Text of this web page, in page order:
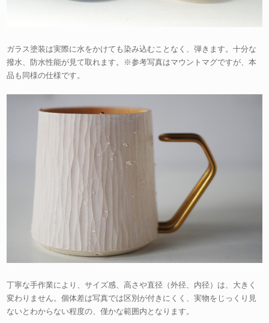
ガラス塗装は実際に水をかけても染み込むことなく、弾きます。十分な
撥水、防水性能が見て取れます。※参考写真はマウントマグですが、本
品も同様の仕様です。
丁寧な手作業により、サイズ感、高さや直径（外径、内径）は、大きく
変わりません。個体差は写真では区別が付きにくく、実物をじっくり見
ないとわからない程度の、僅かな範囲内となります。